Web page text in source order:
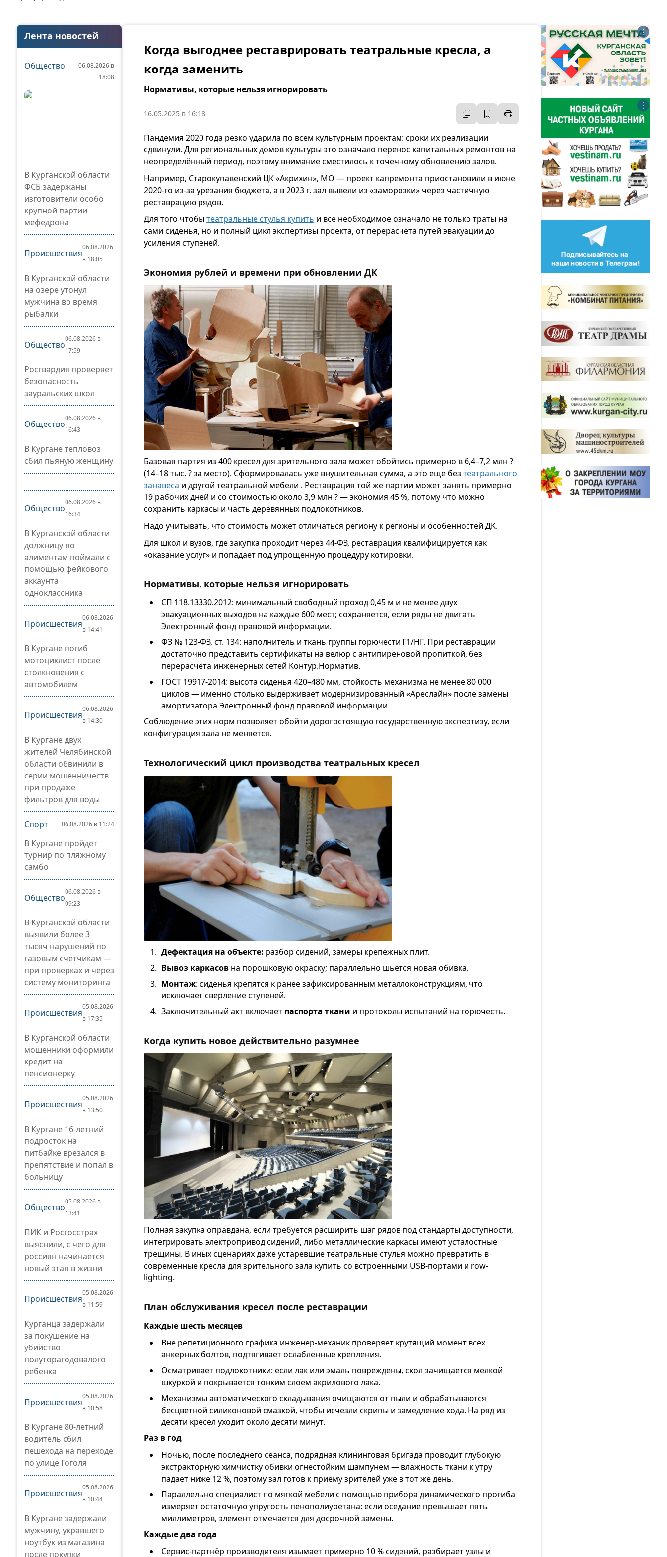
Лента новостей
Общество
06.08.2026 в
18:08
В Курганской области
ФСБ задержаны
изготовители особо
крупной партии
мефедрона
Происшествия
06.08.2026
в 18:05
В Курганской области
на озере утонул
мужчина во время
рыбалки
Общество
06.08.2026 в
17:59
Росгвардия проверяет
безопасность
зауральских школ
Общество
06.08.2026 в
16:43
В Кургане тепловоз
сбил пьяную женщину
Общество
06.08.2026 в
16:34
В Курганской области
должницу по
алиментам поймали с
помощью фейкового
аккаунта
одноклассника
Происшествия
06.08.2026
в 14:41
В Кургане погиб
мотоциклист после
столкновения с
автомобилем
Происшествия
06.08.2026
в 14:30
В Кургане двух
жителей Челябинской
области обвинили в
серии мошенничеств
при продаже
фильтров для воды
Спорт 06.08.2026 в 11:24
В Кургане пройдет
турнир по пляжному
самбо
Общество
06.08.2026 в
09:23
В Курганской области
выявили более 3
тысяч нарушений по
газовым счетчикам —
при проверках и через
систему мониторинга
Происшествия
05.08.2026
в 17:35
В Курганской области
мошенники оформили
кредит на
пенсионерку
Происшествия
05.08.2026
в 13:50
В Кургане 16-летний
подросток на
питбайке врезался в
препятствие и попал в
больницу
Общество
05.08.2026 в
13:41
ПИК и Росгосстрах
выяснили, с чего для
россиян начинается
новый этап в жизни
Происшествия
05.08.2026
в 11:59
Курганца задержали
за покушение на
убийство
полуторагодовалого
ребенка
Происшествия
05.08.2026
в 10:58
В Кургане 80-летний
водитель сбил
пешехода на переходе
по улице Гоголя
Происшествия
05.08.2026
в 10:44
В Кургане задержали
мужчину, укравшего
ноутбук из магазина
после покупки
Когда выгоднее реставрировать театральные кресла, а
когда заменить
Нормативы, которые нельзя игнорировать
16.05.2025 в 16:18
Пандемия 2020 года резко ударила по всем культурным проектам: сроки их реализации
сдвинули. Для региональных домов культуры это означало перенос капитальных ремонтов на
неопределённый период, поэтому внимание сместилось к точечному обновлению залов.
Например, Старокупавенский ЦК «Акрихин», МО — проект капремонта приостановили в июне
2020-го из-за урезания бюджета, а в 2023 г. зал вывели из «заморозки» через частичную
реставрацию рядов.
Для того чтобытеатральные стулья купить и все необходимое означало не только траты на
сами сиденья, но и полный цикл экспертизы проекта, от перерасчёта путей эвакуации до
усиления ступеней.
Экономия рублей и времени при обновлении ДК
Базовая партия из 400 кресел для зрительного зала может обойтись примерно в 6,4–7,2 млн ?
(14–18 тыс. ? за место). Сформировалась уже внушительная сумма, а это еще безтеатрального
занавеса и другой театральной мебели . Реставрация той же партии может занять примерно
19 рабочих дней и со стоимостью около 3,9 млн ? — экономия 45 %, потому что можно
сохранить каркасы и часть деревянных подлокотников.
Надо учитывать, что стоимость может отличаться региону к регионы и особенностей ДК.
Для школ и вузов, где закупка проходит через 44-ФЗ, реставрация квалифицируется как
«оказание услуг» и попадает под упрощённую процедуру котировки.
Нормативы, которые нельзя игнорировать
СП 118.13330.2012: минимальный свободный проход 0,45 м и не менее двух
эвакуационных выходов на каждые 600 мест; сохраняется, если ряды не двигать
Электронный фонд правовой информации.
ФЗ № 123-ФЗ, ст. 134: наполнитель и ткань группы горючести Г1/НГ. При реставрации
достаточно представить сертификаты на велюр с антипиреновой пропиткой, без
перерасчёта инженерных сетей Контур.Норматив.
ГОСТ 19917-2014: высота сиденья 420–480 мм, стойкость механизма не менее 80 000
циклов — именно столько выдерживает модернизированный «Ареслайн» после замены
амортизатора Электронный фонд правовой информации.
Соблюдение этих норм позволяет обойти дорогостоящую государственную экспертизу, если
конфигурация зала не меняется.
Технологический цикл производства театральных кресел
Дефектация на объекте: разбор сидений, замеры крепёжных плит.
Вывоз каркасов на порошковую окраску; параллельно шьётся новая обивка.
Монтаж: сиденья крепятся к ранее зафиксированным металлоконструкциям, что
исключает сверление ступеней.
Заключительный акт включает паспорта ткани и протоколы испытаний на горючесть.
Когда купить новое действительно разумнее
Полная закупка оправдана, если требуется расширить шаг рядов под стандарты доступности,
интегрировать электропривод сидений, либо металлические каркасы имеют усталостные
трещины. В иных сценариях даже устаревшие театральные стулья можно превратить в
современные кресла для зрительного зала купить со встроенными USB-портами и row-
lighting.
План обслуживания кресел после реставрации
Каждые шесть месяцев
Вне репетиционного графика инженер-механик проверяет крутящий момент всех
анкерных болтов, подтягивает ослабленные крепления.
Осматривает подлокотники: если лак или эмаль повреждены, скол зачищается мелкой
шкуркой и покрывается тонким слоем акрилового лака.
Механизмы автоматического складывания очищаются от пыли и обрабатываются
бесцветной силиконовой смазкой, чтобы исчезли скрипы и замедление хода. На ряд из
десяти кресел уходит около десяти минут.
Раз в год
Ночью, после последнего сеанса, подрядная клининговая бригада проводит глубокую
экстракторную химчистку обивки огнестойким шампунем — влажность ткани к утру
падает ниже 12 %, поэтому зал готов к приёму зрителей уже в тот же день.
Параллельно специалист по мягкой мебели с помощью прибора динамического прогиба
измеряет остаточную упругость пенополиуретана: если оседание превышает пять
миллиметров, элемент отмечается для досрочной замены.
Каждые два года
Сервис-партнёр производителя изымает примерно 10 % сидений, разбирает узлы и
⋮
⋮